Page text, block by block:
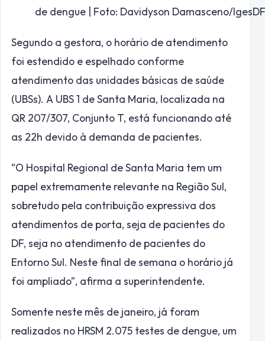
de dengue | Foto: Davidyson Damasceno/IgesDF
Segundo a gestora, o horário de atendimento
foi estendido e espelhado conforme
atendimento das unidades básicas de saúde
(UBSs). A UBS 1 de Santa Maria, localizada na
QR 207/307, Conjunto T, está funcionando até
as 22h devido à demanda de pacientes.
“O Hospital Regional de Santa Maria tem um
papel extremamente relevante na Região Sul,
sobretudo pela contribuição expressiva dos
atendimentos de porta, seja de pacientes do
DF, seja no atendimento de pacientes do
Entorno Sul. Neste final de semana o horário já
foi ampliado”, afirma a superintendente.
Somente neste mês de janeiro, já foram
realizados no HRSM 2.075 testes de dengue, um